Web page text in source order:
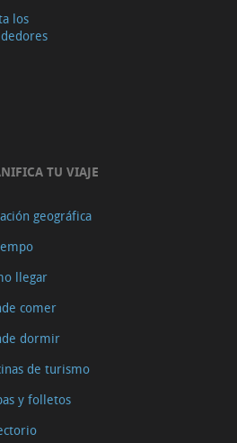
los
TU VIAJE
geográfica
llegar
comer
dormir
de turismo
y folletos